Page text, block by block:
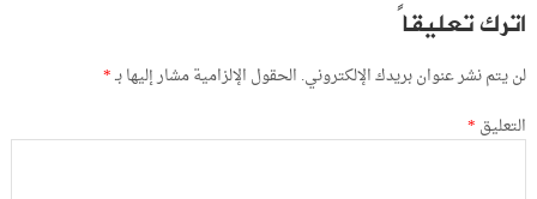
اترك تعليقاً
لن يتم نشر عنوان بريدك الإلكتروني. الحقول الإلزامية مشار إليها بـ*
التعليق *